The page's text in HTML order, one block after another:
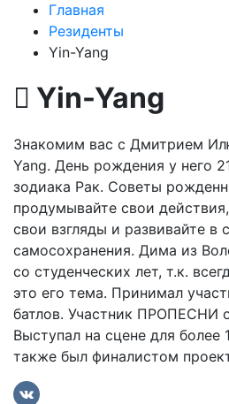
Главная
Резиденты
Yin-Yang
Yin-Yang
Знакомим вас с Дмитрием
Yang. День рождения у него
зодиака Рак. Советы
продумывайте свои
свои взгляды и развивайте в
самосохранения. Дима из
со студенческих лет, т.к.
это его тема. Принимал
батлов. Участник ПРОПЕСНИ
Выступал на сцене для более
также был финалистом